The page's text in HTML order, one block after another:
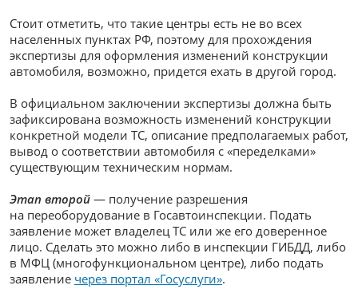
Стоит отметить, что такие центры есть не во всех
населенных пунктах РФ, поэтому для прохождения
экспертизы для оформления изменений конструкции
автомобиля, возможно, придется ехать в другой город.
В официальном заключении экспертизы должна быть
зафиксирована возможность изменений конструкции
конкретной модели ТС, описание предполагаемых работ,
вывод о соответствии автомобиля с «переделками»
существующим техническим нормам.
Этап второй — получение разрешения
на переоборудование в Госавтоинспекции. Подать
заявление может владелец ТС или же его доверенное
лицо. Сделать это можно либо в инспекции ГИБДД, либо
в МФЦ (многофункциональном центре), либо подать
заявление через портал «Госуслуги».